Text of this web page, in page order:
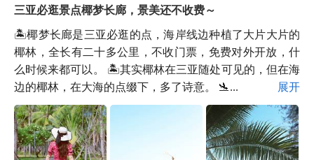
三亚必逛景点椰梦长廊，景美还不收费～
🏝椰梦长廊是三亚必逛的点，海岸线边种植了大片大片的
椰林，全长有二十多公里，不收门票，免费对外开放，什
么时候来都可以。 🏝其实椰林在三亚随处可见的，但在海
边的椰林，在大海的点缀下，多了诗意。 🛬...
展开